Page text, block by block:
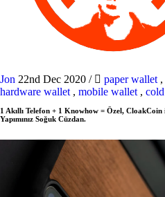
Jon 22nd Dec 2020 / paper wallet ,
hardware wallet , mobile wallet ,
1 Akıllı Telefon + 1 Knowhow = Özel,
Yapımınız Soğuk Cüzdan.